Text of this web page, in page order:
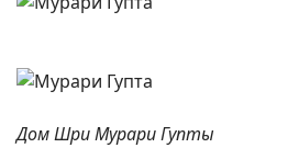
Дом Шри Мурари Гупты